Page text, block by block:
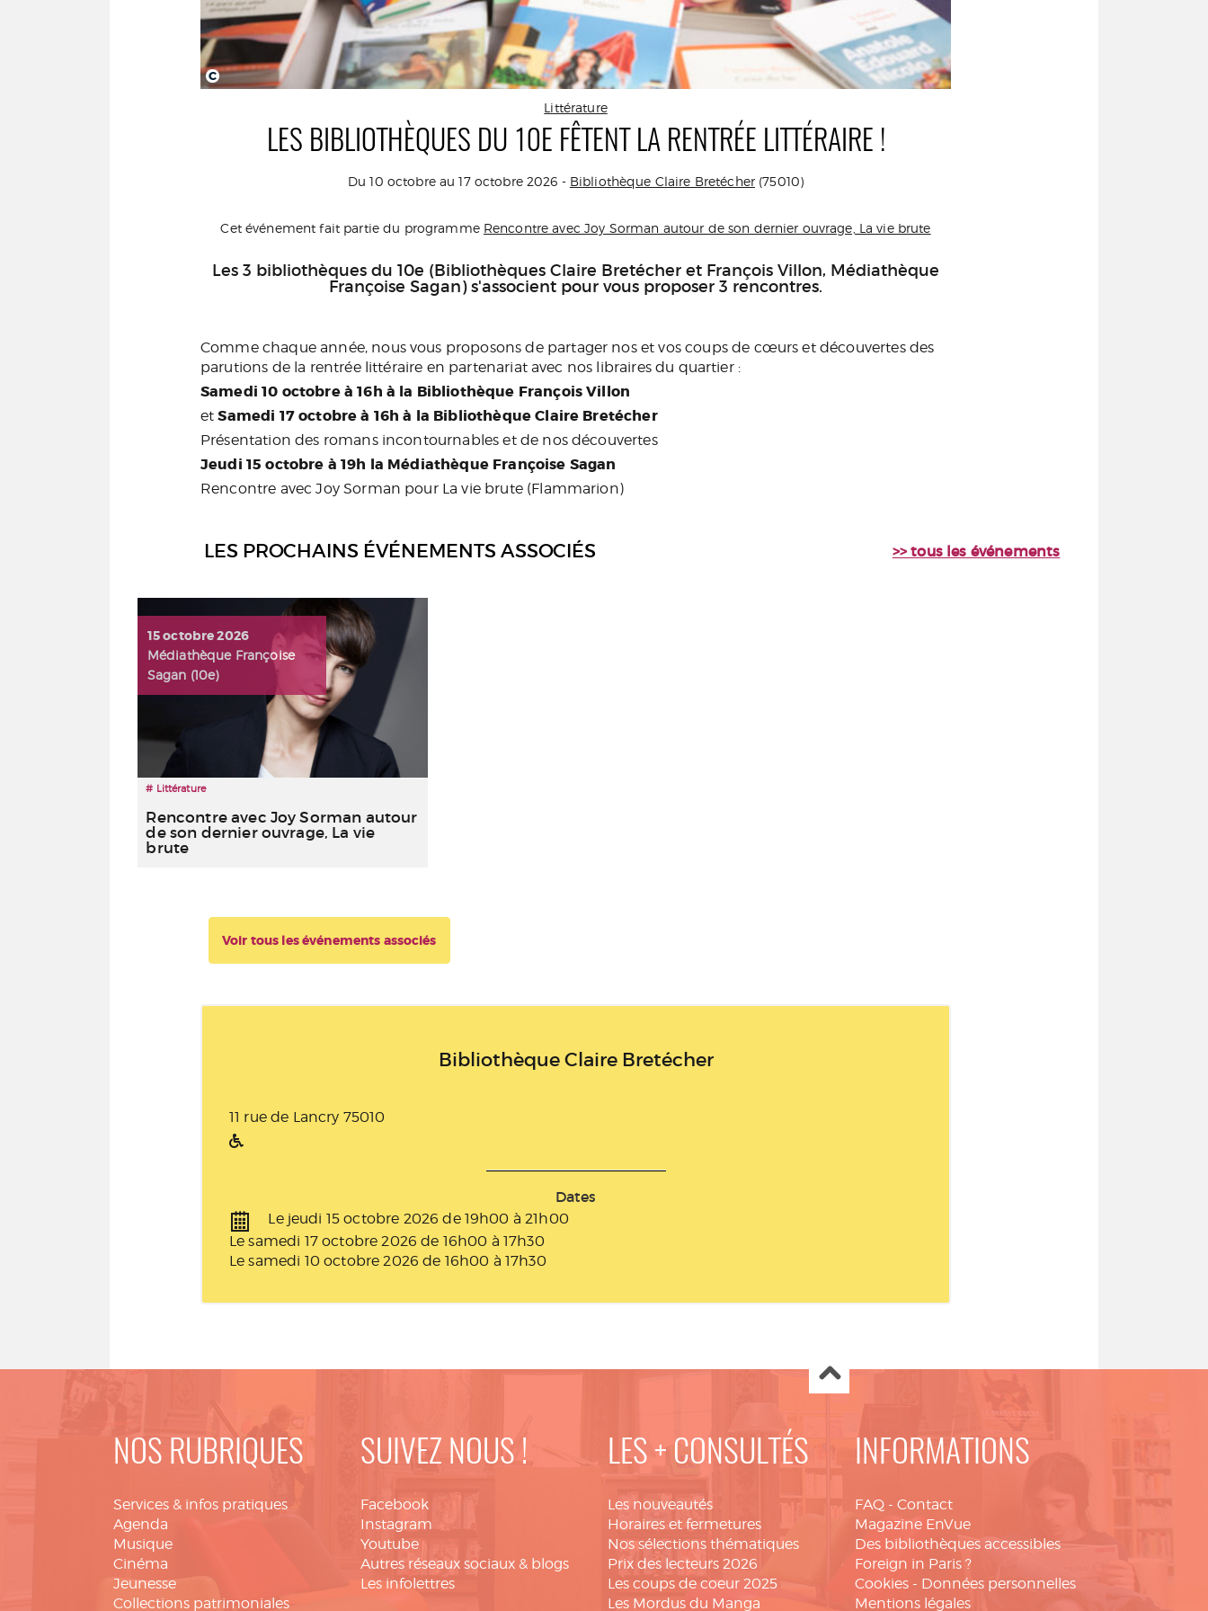
C
Littérature
LES BIBLIOTHÈQUES DU 10E FÊTENT LA RENTRÉE LITTÉRAIRE !
Du 10 octobre au 17 octobre 2026 - Bibliothèque Claire Bretécher(75010)
Cet événement fait partie du programme Rencontre avec Joy Sorman autour de son dernier ouvrage, La vie brute
Les 3 bibliothèques du 10e (Bibliothèques Claire Bretécher et François Villon, Médiathèque
Françoise Sagan) s'associent pour vous proposer 3 rencontres.
Comme chaque année, nous vous proposons de partager nos et vos coups de cœurs et découvertes des
parutions de la rentrée littéraire en partenariat avec nos libraires du quartier :
Samedi 10 octobre à 16h à la Bibliothèque François Villon
etSamedi 17 octobre à 16h à la Bibliothèque Claire Bretécher
Présentation des romans incontournables et de nos découvertes
Jeudi 15 octobre à 19h la Médiathèque Françoise Sagan
Rencontre avec Joy Sorman pour La vie brute(Flammarion)
LES PROCHAINS ÉVÉNEMENTS ASSOCIÉS >> tous les événements
15 octobre 2026
Médiathèque Françoise
Sagan (10e)
# Littérature
Rencontre avec Joy Sorman autour
de son dernier ouvrage, La vie
brute
Voir tous les événements associés
Bibliothèque Claire Bretécher
11 rue de Lancry 75010
Dates
Le jeudi 15 octobre 2026 de 19h00 à 21h00
Le samedi 17 octobre 2026 de 16h00 à 17h30
Le samedi 10 octobre 2026 de 16h00 à 17h30
NOS RUBRIQUES
Services & infos pratiques
Agenda
Musique
Cinéma
Jeunesse
Collections patrimoniales
SUIVEZ NOUS !
Facebook
Instagram
Youtube
Autres réseaux sociaux & blogs
Les infolettres
LES + CONSULTÉS
Les nouveautés
Horaires et fermetures
Nos sélections thématiques
Prix des lecteurs 2026
Les coups de coeur 2025
Les Mordus du Manga
INFORMATIONS
FAQ - Contact
Magazine EnVue
Des bibliothèques accessibles
Foreign in Paris ?
Cookies - Données personnelles
Mentions légales